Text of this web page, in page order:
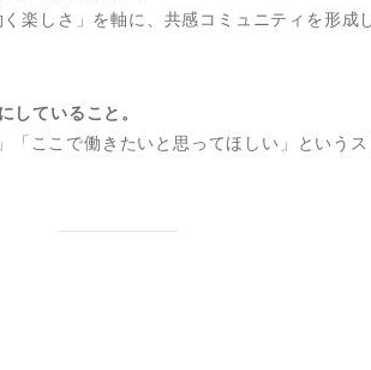
楽しさ」を軸に、共感コミュニティを形成
していること。
ここで働きたいと思ってほしい」という